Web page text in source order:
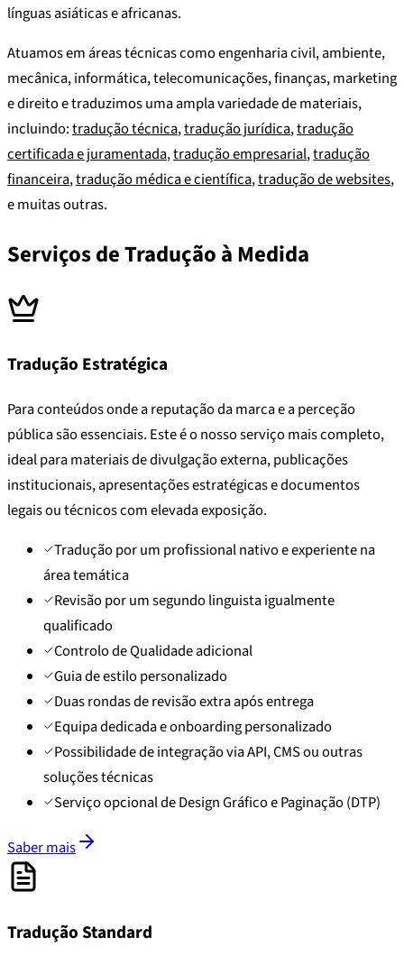
línguas asiáticas e africanas.
Atuamos em áreas técnicas como engenharia civil, ambiente,
mecânica, informática, telecomunicações, finanças, marketing
e direito e traduzimos uma ampla variedade de materiais,
incluindo:tradução técnica,tradução jurídica,tradução
certificada e juramentada,tradução empresarial,tradução
financeira,tradução médica e científica,tradução de websites,
e muitas outras.
Serviços de Tradução à Medida
Tradução Estratégica
Para conteúdos onde a reputação da marca e a perceção
pública são essenciais. Este é o nosso serviço mais completo,
ideal para materiais de divulgação externa, publicações
institucionais, apresentações estratégicas e documentos
legais ou técnicos com elevada exposição.
Tradução por um profissional nativo e experiente na
área temática
Revisão por um segundo linguista igualmente
qualificado
Controlo de Qualidade adicional
Guia de estilo personalizado
Duas rondas de revisão extra após entrega
Equipa dedicada e onboarding personalizado
Possibilidade de integração via API, CMS ou outras
soluções técnicas
Serviço opcional de Design Gráfico e Paginação (DTP)
Saber mais
Tradução Standard